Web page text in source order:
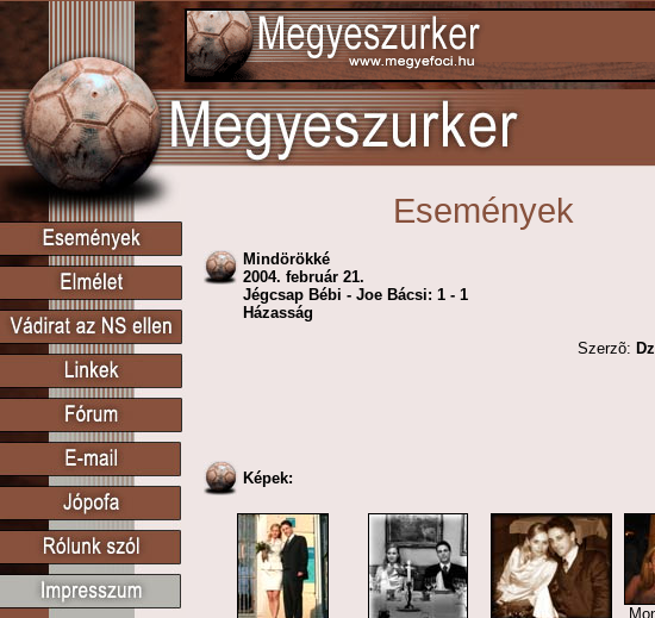
Események
Mindörökké
2004. február 21.
Jégcsap Bébi - Joe Bácsi: 1 - 1
Házasság
Szerzõ:
Képek: